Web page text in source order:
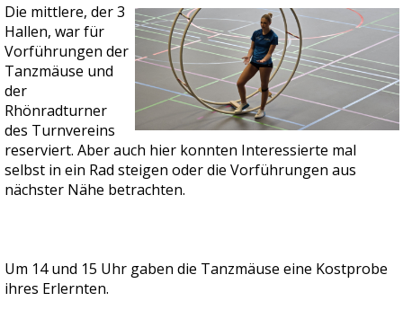
Die mittlere, der 3
Hallen, war für
Vorführungen der
Tanzmäuse und
der
Rhönradturner
des Turnvereins
reserviert. Aber auch hier konnten Interessierte mal
selbst in ein Rad steigen oder die Vorführungen aus
nächster Nähe betrachten.
Um 14 und 15 Uhr gaben die Tanzmäuse eine Kostprobe
ihres Erlernten.